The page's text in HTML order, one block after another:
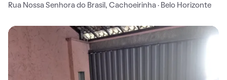
Rua Nossa Senhora do Brasil, Cachoeirinha · Belo Horizonte